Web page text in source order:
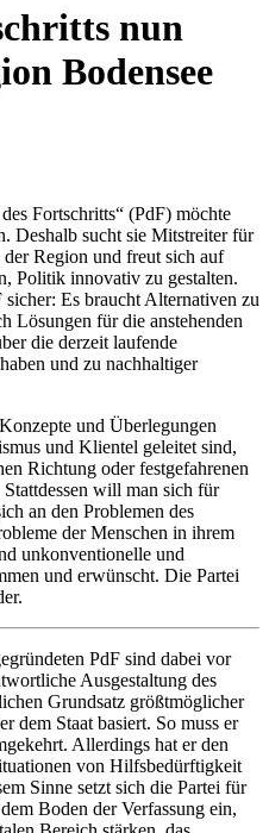
nun
Bodensee
Fortschritts“ (PdF) möchte
Deshalb sucht sie Mitstreiter für
Region und freut sich auf
Politik innovativ zu gestalten.
Es braucht Alternativen zu
Lösungen für die anstehenden
die derzeit laufende
und zu nachhaltiger
und Überlegungen
und Klientel geleitet sind,
Richtung oder festgefahrenen
will man sich für
an den Problemen des
der Menschen in ihrem
unkonventionelle und
und erwünscht. Die Partei
PdF sind dabei vor
Ausgestaltung des
Grundsatz größtmöglicher
dem Staat basiert. So muss er
Allerdings hat er den
von Hilfsbedürftigkeit
Sinne setzt sich die Partei für
Boden der Verfassung ein,